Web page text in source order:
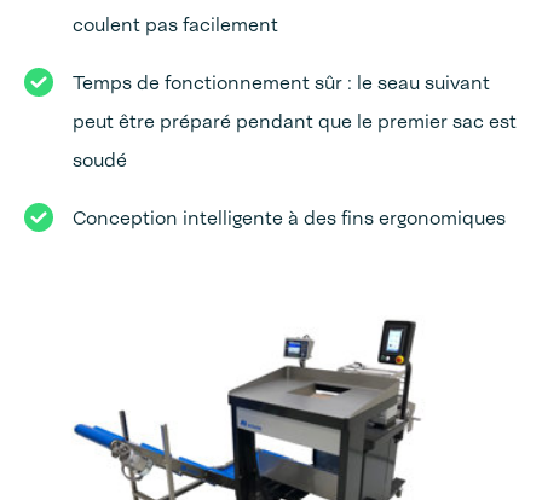
coulent pas facilement
Temps de fonctionnement sûr : le seau suivant
peut être préparé pendant que le premier sac est
soudé
Conception intelligente à des fins ergonomiques